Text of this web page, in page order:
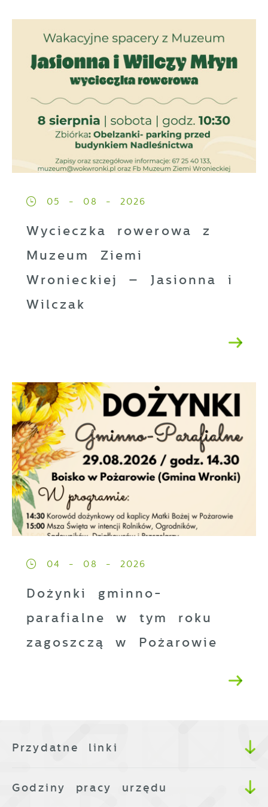
05 - 08 - 2026
Wycieczka rowerowa z
Muzeum Ziemi
Wronieckiej – Jasionna i
Wilczak
04 - 08 - 2026
Dożynki gminno-
parafialne w tym roku
zagoszczą w Pożarowie
Przydatne linki
Godziny pracy urzędu